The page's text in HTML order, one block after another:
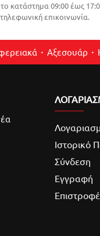
κατάστημα 09:00 έως
επικοινωνία.
Αξεσουάρ
Ιστορικό
Σύνδεση
Εγγραφή